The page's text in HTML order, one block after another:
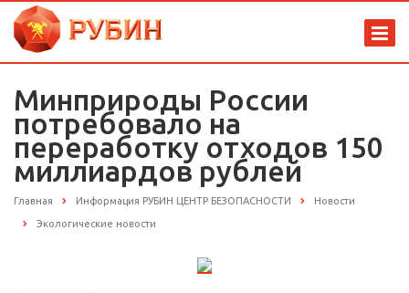
Минприроды России
потребовало на
переработку отходов 150
миллиардов рублей
Главная Информация РУБИН ЦЕНТР БЕЗОПАСНОСТИ Новости
Экологические новости